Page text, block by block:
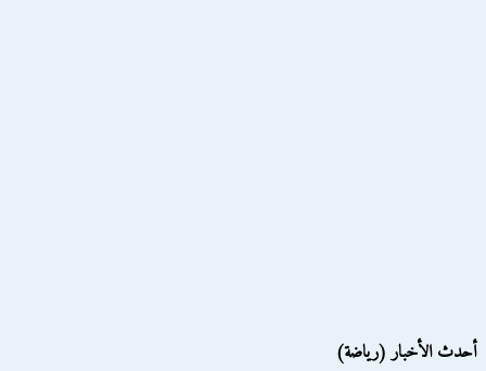
أحدث الأخبار (رياضة)